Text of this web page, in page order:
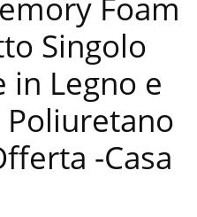
Foam
Singolo
in Legno e
-Casa